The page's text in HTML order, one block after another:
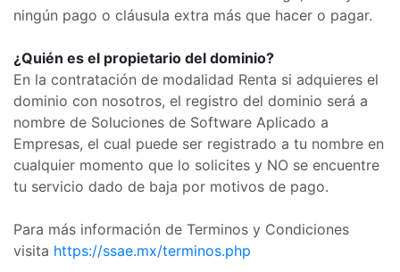
ningún pago o cláusula extra más que hacer o pagar.
¿Quién es el propietario del dominio?
En la contratación de modalidad Renta si adquieres el
dominio con nosotros, el registro del dominio será a
nombre de Soluciones de Software Aplicado a
Empresas, el cual puede ser registrado a tu nombre en
cualquier momento que lo solicites y NO se encuentre
tu servicio dado de baja por motivos de pago.
Para más información de Terminos y Condiciones
visita https://ssae.mx/terminos.php